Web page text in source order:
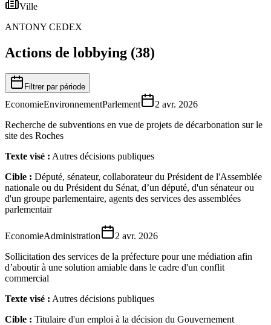
Ville
ANTONY CEDEX
Actions de lobbying (38)
Filtrer par période
EconomieEnvironnementParlement
2 avr. 2026
Recherche de subventions en vue de projets de décarbonation sur le
site des Roches
Texte visé : Autres décisions publiques
Cible : Député, sénateur, collaborateur du Président de l'Assemblée
nationale ou du Président du Sénat, d’un député, d'un sénateur ou
d'un groupe parlementaire, agents des services des assemblées
parlementair
EconomieAdministration
2 avr. 2026
Sollicitation des services de la préfecture pour une médiation afin
d’aboutir à une solution amiable dans le cadre d'un conflit
commercial
Texte visé : Autres décisions publiques
Cible : Titulaire d'un emploi à la décision du Gouvernement